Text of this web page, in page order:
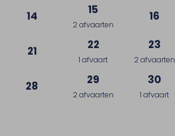
14 15
2 afvaarten
16
21 22
1 afvaart
23
2 afvaarten
28 29
2 afvaarten
30
1 afvaart